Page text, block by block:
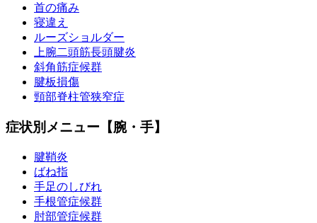
首の痛み
寝違え
ルーズショルダー
上腕二頭筋長頭腱炎
斜角筋症候群
腱板損傷
頸部脊柱管狭窄症
症状別メニュー【腕・手】
腱鞘炎
ばね指
手足のしびれ
手根管症候群
肘部管症候群